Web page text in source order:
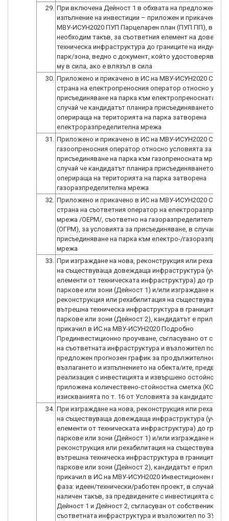
29. При включена Дейност 1 в обхвата на
изпълнение на инвестиции – приложен и прикачен в
МВУ-ИСУН2020 ПУП Парцеларен план (ПУП ПП), в
необходим такъв, за съответния елемент на
техническа инфраструктура до границите на
парк/зона, ведно с документ, който удостоверява
му в сила, ако е влязъл в сила
30. Приложено и прикачено в ИС на МВУ-ИСУН2020
страна на електропреносния оператор относно
присъединяване на парка към електропреносната
случай че кандидатът планира присъединяването на
оперираща на територията на парка затворена
електроразпределителна мрежа
31. Приложено и прикачено в ИС на МВУ-ИСУН2020
газоопреносния оператор относно условията за
присъединяване на парка към газопреносната мрежа,
случай че кандидатът планира присъединяването на
оперираща на територията на парка затворена
газоразпределителна мрежа
32. Приложено и прикачено в ИС на МВУ-ИСУН2020
страна на съответния оператор на
мрежа /ОЕРМ/, съответно на газоразпределителна
(ОГРМ), за условията за присъединяване, в случай на
присъединяване на парка към електро-/
мрежа
33. При изграждане на нова, реконструкция или
на съществуваща довеждаща инфраструктура
елементи от техническата инфраструктура) до
паркове или зони (Дейност 1) и/или изграждане на
реконструкция или рехабилитация на съществуваща
вътрешна техническа инфраструктура в границите на
паркове или зони (Дейност 2), кандидатът е
прикачил в ИС на МВУ-ИСУН2020 Подробно
Прединвестиционно проучване, съгласувано от
на съответната инфраструктура и възложител по
предложен прогнозен график за продължителност на
възлагането и изпълнението на обекта/ите,
реализация с инвестицията и извършено
приложена количествено-стойностна сметка (КСС),
изискванията по т. 16 от Условията за
34. При изграждане на нова, реконструкция или
на съществуваща довеждаща инфраструктура
елементи от техническата инфраструктура) до
паркове или зони (Дейност 1) и/или изграждане на
реконструкция или рехабилитация на съществуваща
вътрешна техническа инфраструктура в границите на
паркове или зони (Дейност 2), кандидатът е
прикачил в ИС на МВУ-ИСУН2020 Инвестиционен
фаза: идеен/технически/работен проект, в случай че е
наличен такъв, за предвидените с инвестицията
Дейност 1 и Дейност 2, съгласуван от собственика на
съответната инфраструктура и възложител по ЗУТ.